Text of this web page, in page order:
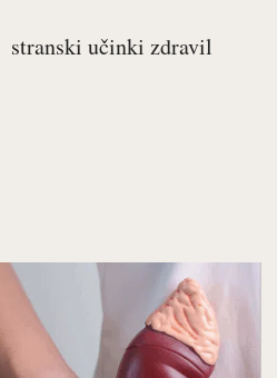
stranski učinki zdravil